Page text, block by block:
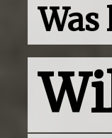
Was